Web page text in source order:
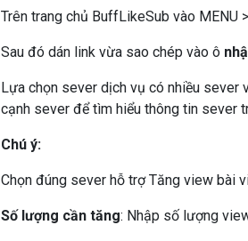
Trên trang chủ BuffLikeSub vào MENU
Sau đó dán link vừa sao chép vào ô
Lựa chọn sever dịch vụ có nhiều sever
cạnh sever để tìm hiểu thông tin sever
Chú ý:
Chọn đúng sever hỗ trợ Tăng view bài
Số lượng cần tăng: Nhập số lượng